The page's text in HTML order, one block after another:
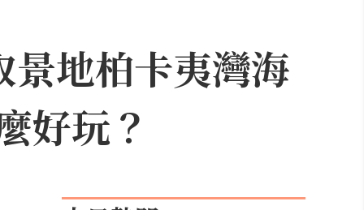
地柏卡夷灣海
好玩？